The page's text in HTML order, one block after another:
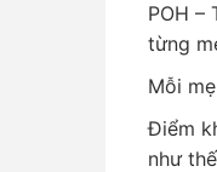
POH –
từng
Mỗi
Điểm
như